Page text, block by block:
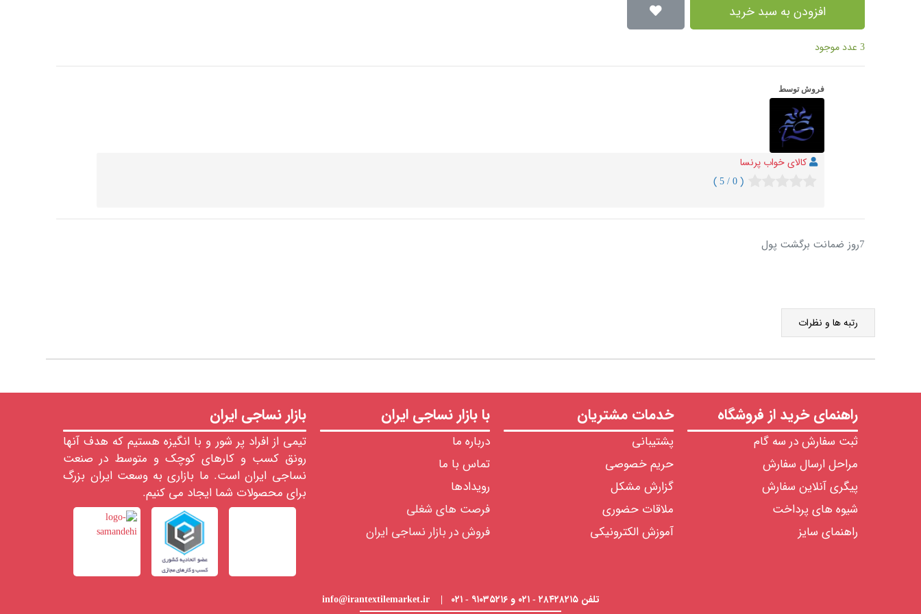
افزودن به سبد خرید
3 عدد موجود
فروش توسط
کالای خواب پرنسا
( 0 / 5 )
7روز ضمانت برگشت پول
رتبه ها و نظرات
راهنمای خرید از فروشگاه
ثبت سفارش در سه گام
مراحل ارسال سفارش
پیگری آنلاین سفارش
شیوه های پرداخت
راهنمای سایز
خدمات مشتریان
پشتیبانی
حریم خصوصی
گزارش مشکل
ملاقات حضوری
آموزش الکترونیکی
با بازار نساجی ایران
درباره ما
تماس با ما
رویدادها
فرصت های شغلی
فروش در بازار نساجی ایران
بازار نساجی ایران
تیمی از افراد پر شور و با انگیزه هستیم که هدف آنها
رونق کسب و کارهای کوچک و متوسط در صنعت
نساجی ایران است. ما بازاری به وسعت ایران بزرگ
برای محصولات شما ایجاد می کنیم.
تلفن ۲۸۴۲۸۲۱۵ - ۰۲۱ و ۹۱۰۳۵۲۱۶ - ۰۲۱ | info@irantextilemarket.ir